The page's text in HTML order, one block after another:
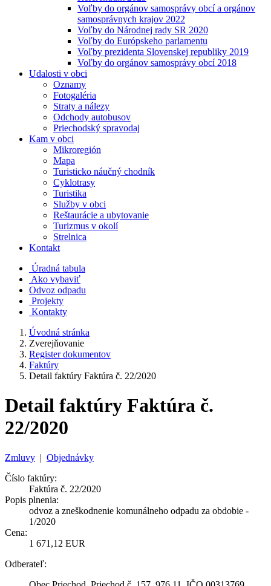
Voľby do orgánov samosprávy obcí a orgánov
samosprávnych krajov 2022
Voľby do Národnej rady SR 2020
Voľby do Európskeho parlamentu
Voľby prezidenta Slovenskej republiky 2019
Voľby do orgánov samosprávy obcí 2018
Udalosti v obci
Oznamy
Fotogaléria
Straty a nálezy
Odchody autobusov
Priechodský spravodaj
Kam v obci
Mikroregión
Mapa
Turisticko náučný chodník
Cyklotrasy
Turistika
Služby v obci
Reštaurácie a ubytovanie
Turizmus v okolí
Strelnica
Kontakt
Úradná tabula
Ako vybaviť
Odvoz odpadu
Projekty
Kontakty
Úvodná stránka
Zverejňovanie
Register dokumentov
Faktúry
Detail faktúry Faktúra č. 22/2020
Detail faktúry Faktúra č.
22/2020
Zmluvy | Objednávky
Číslo faktúry:
Faktúra č. 22/2020
Popis plnenia:
odvoz a zneškodnenie komunálneho odpadu za obdobie -
1/2020
Cena:
1 671,12 EUR
Odberateľ: